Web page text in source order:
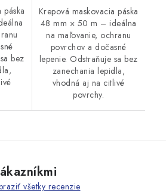
páska
bez
Krepová maskovacia páska
48 mm × 50 m – ideálna
na maľovanie, ochranu
povrchov a dočasné
lepenie. Odstraňuje sa bez
zanechania lepidla,
vhodná aj na citlivé
povrchy.
všetky recenzie